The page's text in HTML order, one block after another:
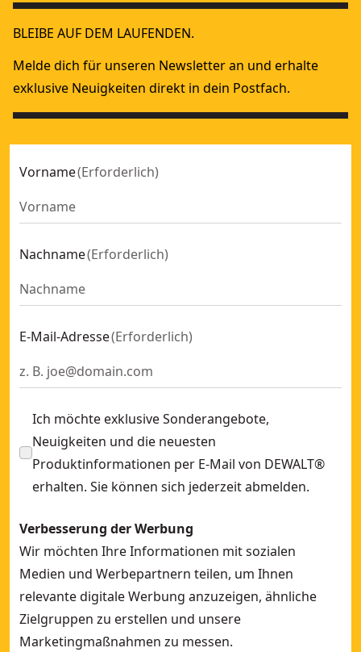
BLEIBE AUF DEM LAUFENDEN.
Melde dich für unseren Newsletter an und erhalte
exklusive Neuigkeiten direkt in dein Postfach.
Vorname(Erforderlich)
Nachname(Erforderlich)
E-Mail-Adresse(Erforderlich)
Ich möchte exklusive Sonderangebote,
Neuigkeiten und die neuesten
Produktinformationen per E-Mail von DEWALT®
erhalten. Sie können sich jederzeit abmelden.
Verbesserung der Werbung
Wir möchten Ihre Informationen mit sozialen
Medien und Werbepartnern teilen, um Ihnen
relevante digitale Werbung anzuzeigen, ähnliche
Zielgruppen zu erstellen und unsere
Marketingmaßnahmen zu messen.